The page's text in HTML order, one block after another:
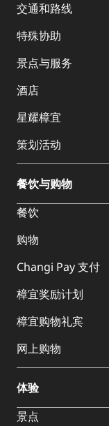
交通和路线
特殊协助
景点与服务
酒店
星耀樟宜
策划活动
餐饮与购物
餐饮
购物
Changi Pay 支付
樟宜奖励计划
樟宜购物礼宾
网上购物
体验
景点